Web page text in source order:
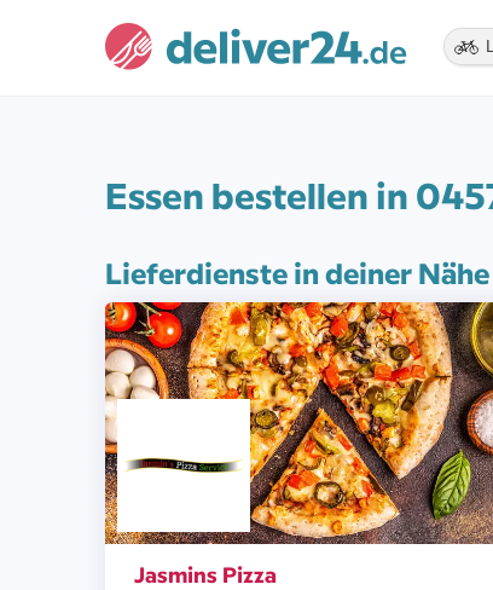
Essen bestellen in
Lieferdienste in deiner Nähe
Jasmins Pizza